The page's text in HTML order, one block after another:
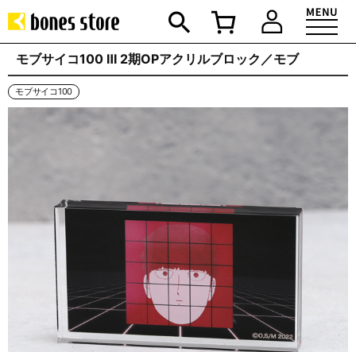
モブサイコ100 Ⅲ 2期OPアクリルブロック／モブ
モブサイコ100